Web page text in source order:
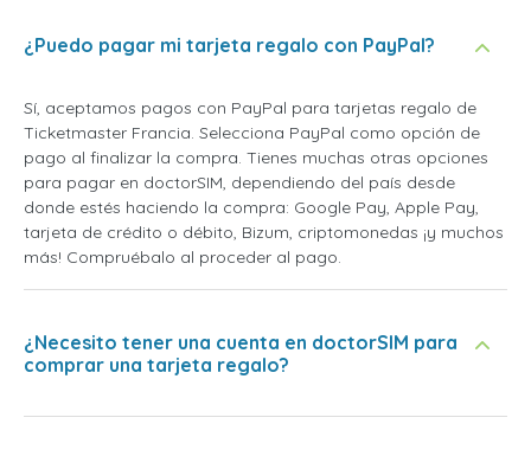
¿Puedo pagar mi tarjeta regalo con PayPal?
Sí, aceptamos pagos con PayPal para tarjetas regalo de
Ticketmaster Francia. Selecciona PayPal como opción de
pago al finalizar la compra. Tienes muchas otras opciones
para pagar en doctorSIM, dependiendo del país desde
donde estés haciendo la compra: Google Pay, Apple Pay,
tarjeta de crédito o débito, Bizum, criptomonedas ¡y muchos
más! Compruébalo al proceder al pago.
¿Necesito tener una cuenta en doctorSIM para
comprar una tarjeta regalo?